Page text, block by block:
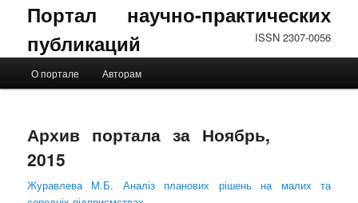
Портал научно-практических
публикаций
ISSN 2307-0056
Перейти к основному содержимому
Перейти к дополнительному содержимому
О портале Авторам
Архив портала за Ноябрь,
2015
Журавлева М.Б. Аналіз планових рішень на малих та